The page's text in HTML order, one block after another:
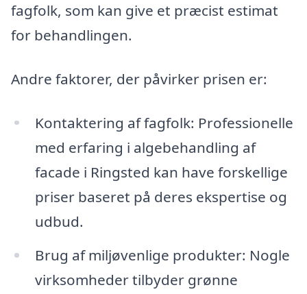
fagfolk, som kan give et præcist estimat
for behandlingen.
Andre faktorer, der påvirker prisen er:
Kontaktering af fagfolk: Professionelle
med erfaring i algebehandling af
facade i Ringsted kan have forskellige
priser baseret på deres ekspertise og
udbud.
Brug af miljøvenlige produkter: Nogle
virksomheder tilbyder grønne